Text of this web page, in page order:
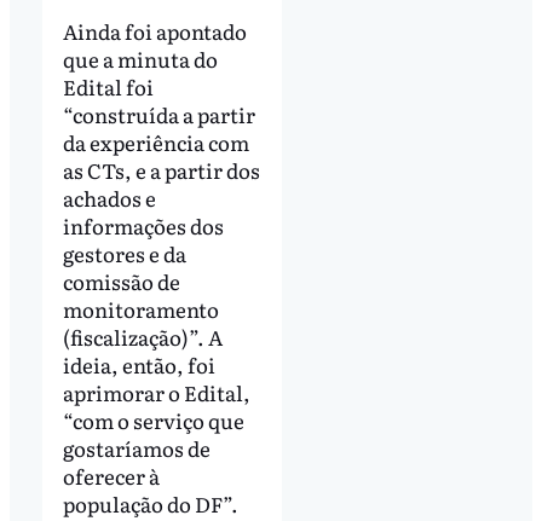
Ainda foi apontado
que a minuta do
Edital foi
“construída a partir
da experiência com
as CTs, e a partir dos
achados e
informações dos
gestores e da
comissão de
monitoramento
(fiscalização)”. A
ideia, então, foi
aprimorar o Edital,
“com o serviço que
gostaríamos de
oferecer à
população do DF”.